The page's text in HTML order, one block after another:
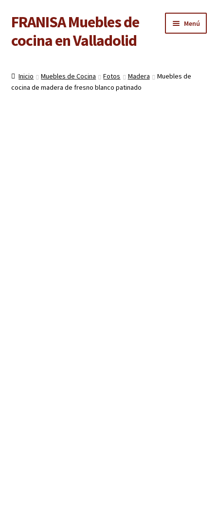
Ir
a
la
Ir
al
contenido
FRANISA Muebles de
cocina en Valladolid
Menú
Cocinas
Inicio Muebles de Cocina Fotos Madera
Muebles de
cocina de madera de fresno blanco patinado